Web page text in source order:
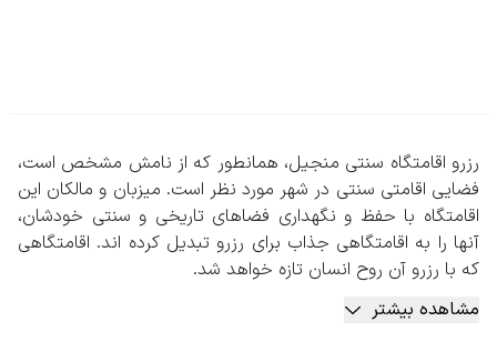
رزرو اقامتگاه سنتی منجیل، همانطور که از نامش مشخص است،
فضایی اقامتی سنتی در شهر مورد نظر است. میزبان و مالکان این
اقامتگاه با حفظ و نگهداری فضاهای تاریخی و سنتی خودشان،
آنها را به اقامتگاهی جذاب برای رزرو تبدیل کرده اند. اقامتگاهی
که با رزرو آن روح انسان تازه خواهد شد.
این اقامتگاه های سنتی به طور معمول در شهرهای باستانی و
تاریخی ایران بیشتر یافت می شوند.
مشاهده بیشتر